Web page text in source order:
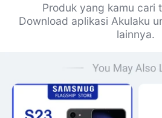
Produk yang kamu cari
Download aplikasi Akulaku
lainnya.